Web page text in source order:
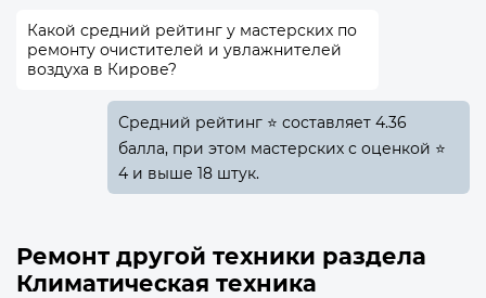
Какой средний рейтинг у мастерских по
ремонту очистителей и увлажнителей
воздуха в Кирове?
Средний рейтинг ⭐ составляет 4.36
балла, при этом мастерских с оценкой ⭐
4 и выше 18 штук.
Ремонт другой техники раздела
Климатическая техника